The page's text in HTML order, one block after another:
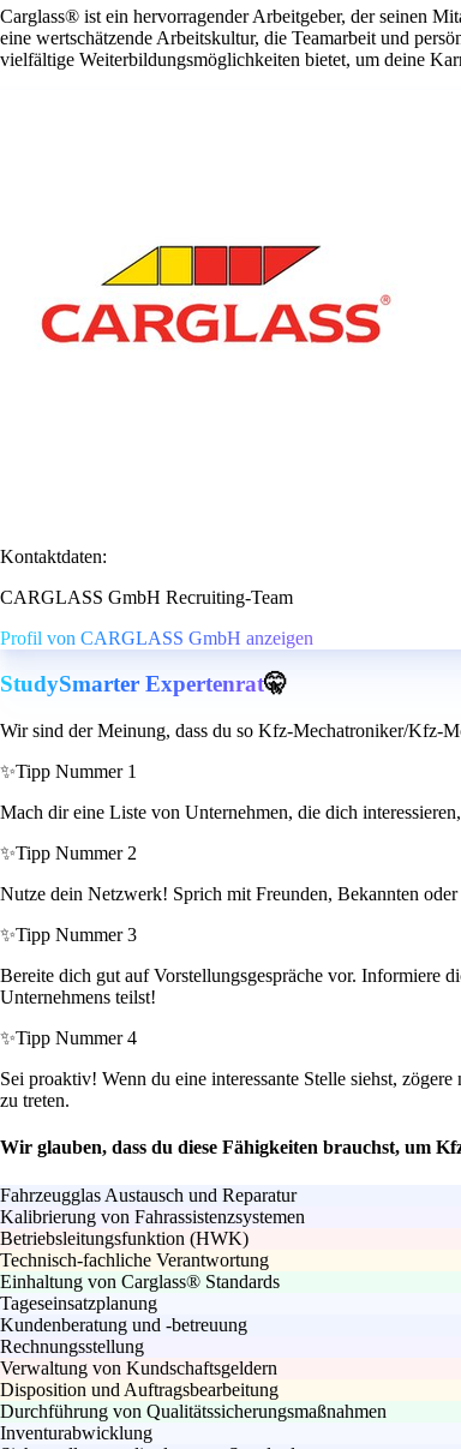
Carglass® ist ein hervorragender Arbeitgeber, der seinen
eine wertschätzende Arbeitskultur, die Teamarbeit und
vielfältige Weiterbildungsmöglichkeiten bietet, um deine
Kontaktdaten:
CARGLASS GmbH Recruiting-Team
Profil von CARGLASS GmbH anzeigen
StudySmarter Expertenrat🤫
Wir sind der Meinung, dass du so Kfz-Mechatroniker/Kfz-
✨Tipp Nummer 1
Mach dir eine Liste von Unternehmen, die dich
✨Tipp Nummer 2
Nutze dein Netzwerk! Sprich mit Freunden, Bekannten
✨Tipp Nummer 3
Bereite dich gut auf Vorstellungsgespräche vor. Informiere
Unternehmens teilst!
✨Tipp Nummer 4
Sei proaktiv! Wenn du eine interessante Stelle siehst,
zu treten.
Wir glauben, dass du diese Fähigkeiten brauchst, um
Fahrzeugglas Austausch und Reparatur
Kalibrierung von Fahrassistenzsystemen
Betriebsleitungsfunktion (HWK)
Technisch-fachliche Verantwortung
Einhaltung von Carglass® Standards
Tageseinsatzplanung
Kundenberatung und -betreuung
Rechnungsstellung
Verwaltung von Kundschaftsgeldern
Disposition und Auftragsbearbeitung
Durchführung von Qualitätssicherungsmaßnahmen
Inventurabwicklung